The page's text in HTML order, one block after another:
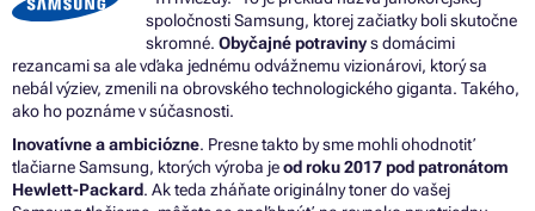
spoločnosti Samsung, ktorej začiatky boli skutočne
skromné. Obyčajné potravinys domácimi
rezancami sa ale vďaka jednému odvážnemu vizionárovi, ktorý sa
nebál výziev, zmenili na obrovského technologického giganta. Takého,
ako ho poznáme v súčasnosti.
Inovatívne a ambiciózne. Presne takto by sme mohli ohodnotiť
tlačiarne Samsung, ktorých výroba jeod roku 2017 pod patronátom
Hewlett-Packard. Ak teda zháňate originálny toner do vašej